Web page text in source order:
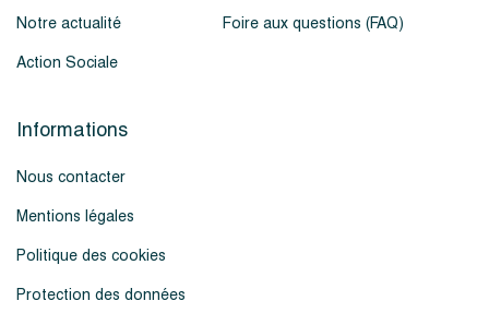
Notre actualité
Action Sociale
Foire aux questions (FAQ)
Informations
Nous contacter
Mentions légales
Politique des cookies
Protection des données